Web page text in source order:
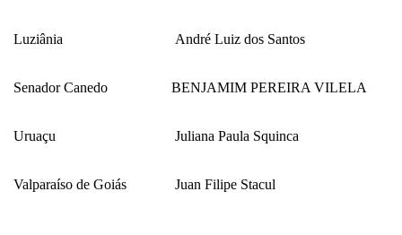
Luziânia André Luiz dos Santos
Senador Canedo BENJAMIM PEREIRA VILELA
Uruaçu Juliana Paula Squinca
Valparaíso de Goiás Juan Filipe Stacul